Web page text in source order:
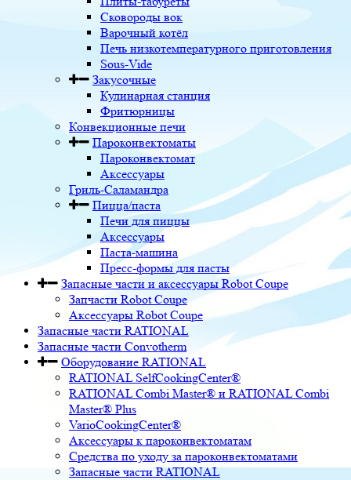
Сковороды вок
Варочный котёл
Печь низкотемпературного приготовления
Sous-Vide
Закусочные
Кулинарная станция
Фритюрницы
Конвекционные печи
Пароконвектоматы
Пароконвектомат
Аксессуары
Гриль-Саламандра
Пицца/паста
Печи для пиццы
Аксессуары
Паста-машина
Пресс-формы для пасты
Запасные части и аксессуары Robot Coupe
Запчасти Robot Coupe
Аксессуары Robot Coupe
Запасные части RATIONAL
Запасные части Convotherm
Оборудование RATIONAL
RATIONAL SelfCookingCenter®
RATIONAL Combi Master® и RATIONAL Combi
Master® Plus
VarioCookingCenter®
Аксессуары к пароконвектоматам
Средства по уходу за пароконвектоматами
Запасные части RATIONAL